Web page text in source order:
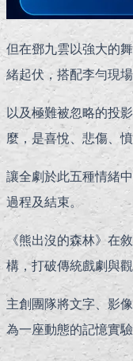
但在鄧九雲以強大的
緒起伏，搭配李勻現場
以及極難被忽略的投
麼，是喜悅、悲傷、
讓全劇於此五種情緒
過程及結束。
《熊出沒的森林》在
構，打破傳統戲劇與
主創團隊將文字、影
為一座動態的記憶實